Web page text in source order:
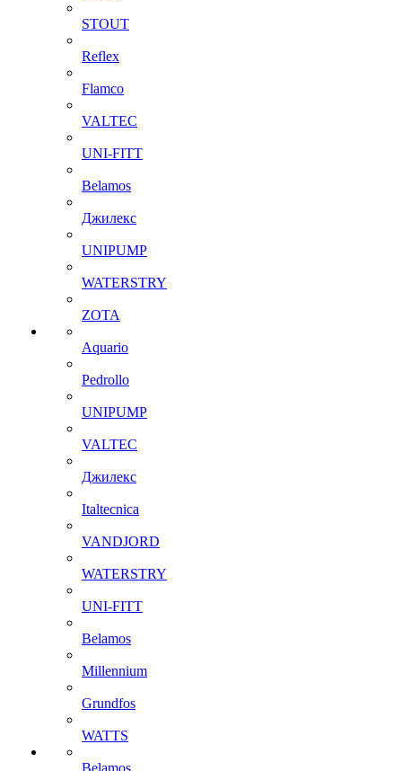
STOUT
Reflex
Flamco
VALTEC
UNI-FITT
Belamos
Джилекс
UNIPUMP
WATERSTRY
ZOTA
Aquario
Pedrollo
UNIPUMP
VALTEC
Джилекс
Italtecnica
VANDJORD
WATERSTRY
UNI-FITT
Belamos
Millennium
Grundfos
WATTS
Belamos